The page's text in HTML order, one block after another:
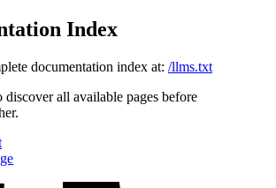
Index
documentation index at: /llms.txt
discover all available pages before